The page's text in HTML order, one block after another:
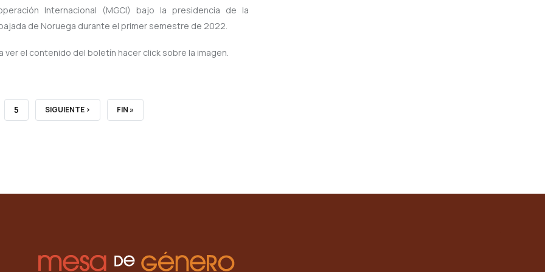
Internacional (MGCI) bajo la presidencia de la
de Noruega durante el primer semestre de 2022.
ver el contenido del boletín hacer click sobre la imagen.
PAGE
5
NEXT
SIGUIENTE ›
LAST
FIN »